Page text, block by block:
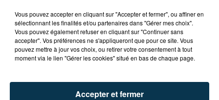
TOUR DE FRANCE FÉMININ : KIM LE COURT
S'ADJUGE L'ÉTAPE ENTRE...
Vous pouvez accepter en cliquant sur "Accepter et fermer", ou affiner en
sélectionnant les finalités et/ou partenaires dans "Gérer mes choix".
Vous pouvez également refuser en cliquant sur "Continuer sans
accepter". Vos préférences ne s'appliqueront que pour ce site. Vous
pouvez mettre à jour vos choix, ou retirer votre consentement à tout
moment via le lien "Gérer les cookies" situé en bas de chaque page.
Accepter et fermer